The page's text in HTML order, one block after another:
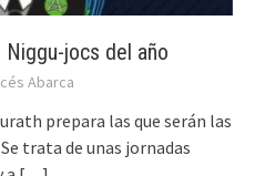
jocs del año
Abarca
prepara las que serán las
trata de unas jornadas